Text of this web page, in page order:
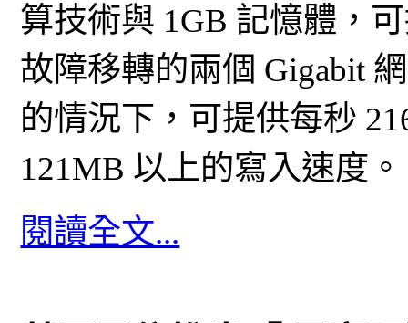
算技術與 1GB 記憶體，
故障移轉的兩個 Gigabit
的情況下，可提供每秒
121MB 以上的寫入速度。
閱讀全文...